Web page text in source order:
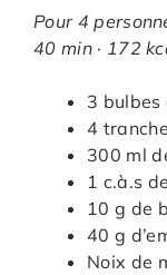
Pour 4
40 min · 172
3 bulbes
4
300 ml
1 c.à.s
10 g de
40 g
Noix de